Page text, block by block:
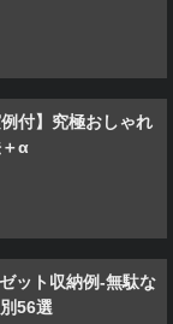
付】究極おしゃれ
α
ット収納例-無駄な
56選